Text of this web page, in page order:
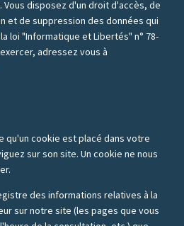
disposez d'un droit d'accès, de
et de suppression des données qui
loi "Informatique et Libertés" n° 78-
adressez vous à
qu'un cookie est placé dans votre
sur son site. Un cookie ne nous
des informations relatives à la
sur notre site (les pages que vous